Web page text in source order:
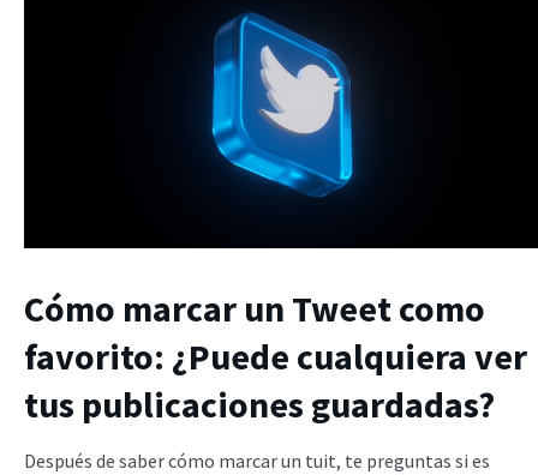
Cómo marcar un Tweet como
favorito: ¿Puede cualquiera ver
tus publicaciones guardadas?
Después de saber cómo marcar un tuit, te preguntas si es